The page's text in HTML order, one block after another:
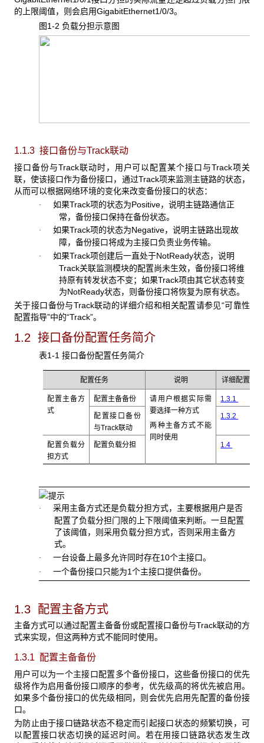
的上限阈值，则会启用GigabitEthernet1/0/3。
图1-2 负载分担示意图
1.1.3 接口备份与Track联动
接口备份与Track联动时，用户可以配置某个接口与Track项关
联，使该接口作为备份接口，通过Track项来监测主链路的状态，
从而可以根据网络环境的变化来改变备份接口的状态：
· 如果Track项的状态为Positive，说明主链路通信正
常，备份接口保持在备份状态。
· 如果Track项的状态为Negative，说明主链路出现故
障，备份接口将成为主接口负责业务传输。
· 如果Track项创建后一直处于NotReady状态，说明
Track关联监测模块的配置尚未生效，备份接口将维
持原有转发状态不变；如果Track项由其它状态转变
为NotReady状态，则备份接口将恢复为原有状态。
关于接口备份与Track联动的详细介绍和相关配置请参见“可靠性
配置指导”中的“Track”。
1.2 接口备份配置任务简介
表1-1 接口备份配置任务简介
配置任务 说明 详细配置
配置主备方
式
配置主备备份
请用户根据实际需
要选择一种方式
两种主备方式不能
同时使用
1.3.1
配置接口备份
与Track联动
1.3.2
配置负载分
担方式
配置负载分担 1.4
· 采用主备方式还是负载分担方式，主要根据用户是否
配置了负载分担门限的上下限阈值来判断。一旦配置
了该阈值，则采用负载分担方式，否则采用主备方
式。
· 一台设备上最多允许同时存在10个主接口。
· 一个备份接口只能为1个主接口提供备份。
1.3 配置主备方式
主备方式可以通过配置主备备份或配置接口备份与Track联动的方
式来实现，但这两种方式不能同时使用。
1.3.1 配置主备备份
用户可以为一个主接口配置多个备份接口，这些备份接口的优先
级将作为启用备份接口顺序的参考，优先级高的将优先被启用。
如果多个备份接口的优先级相同，则会优先启用先配置的备份接
口。
为防止由于接口链路状态不稳定而引起接口状态的频繁切换，可
以配置接口状态切换的延迟时间。若在用接口链路状态发生改